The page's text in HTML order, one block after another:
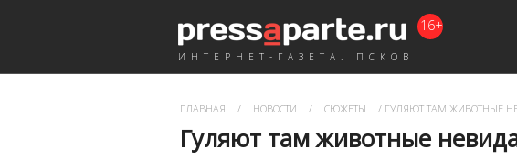
ИНТЕРНЕТ-ГАЗЕТА. ПСКОВ
16+
ГЛАВНАЯ / НОВОСТИ / СЮЖЕТЫ / ГУЛЯЮТ ТАМ ЖИВОТНЫЕ
Гуляют там животные